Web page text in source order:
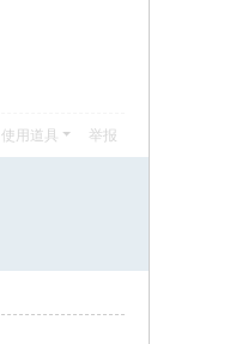
使用道具 举报